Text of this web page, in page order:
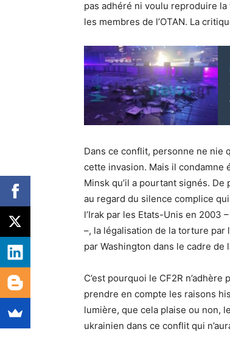
pas adhéré ni voulu reproduire
les membres de l’OTAN. La
Dans ce conflit, personne ne nie
cette invasion. Mais il condamne
Minsk qu’il a pourtant signés.
au regard du silence complice qui
l’Irak par les Etats-Unis en 2003
–, la légalisation de la torture par
par Washington dans le cadre
C’est pourquoi le CF2R
prendre en compte les raisons
lumière, que cela plaise ou non,
ukrainien dans ce conflit qui